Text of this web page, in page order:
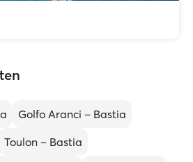
Golfo Aranci – Bastia
Toulon – Bastia